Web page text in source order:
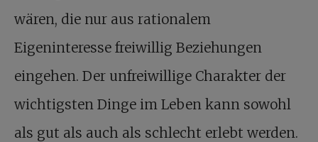
wären, die nur aus rationalem
Eigeninteresse freiwillig Beziehungen
eingehen. Der unfreiwillige Charakter der
wichtigsten Dinge im Leben kann sowohl
als gut als auch als schlecht erlebt werden.